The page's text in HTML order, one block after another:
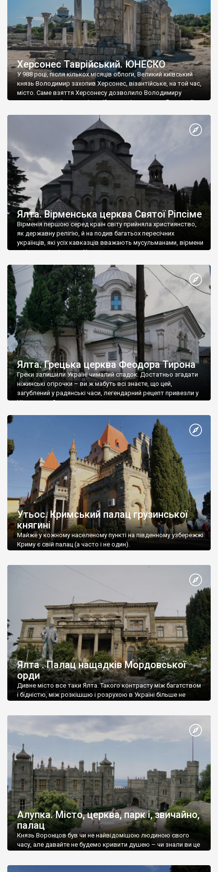
Херсонес Таврійський. ЮНЕСКО
У 988 році, після кількох місяців облоги, Великий київський
князь Володимир захопив Херсонес, візантійське, на той час,
місто. Саме взяття Херсонесу дозволило Володимиру
диктувати свої умови візантійському імператору Василю ІІ, та
Херсонесі Володимир-язичник, став Василем-християнином.
А потім було Хрещення Русі. На честь Херсонесу Таврійського
Ялта. Вірменська церква Святої Ріпсіме
Вірменія першою серед країн світу прийняла християнство,
як державну релігію, й на подив багатьох пересічних
українців, які усіх кавказців вважають мусульманами, вірмени
є відданими вірянами Христа
Ялта. Грецька церква Феодора Тирона
Греки залишили Україні чималий спадок. Достатньо згадати
ніжинські огірочки – ви ж мабуть всі знаєте, що цей,
загублений у радянські часи, легендарний рецепт привезли у
Ніжин греки?
Утьос. Кримський палац грузинської
княгині
Майже у кожному населеному пункті на південному узбережжі
Криму є свій палац (а часто і не один).
Ялта . Палац нащадків Мордовської
орди
Дивне місто все таки Ялта. Такого контрасту між багатством
і бідністю, між розкішшю і розрухою в Україні більше не
Алупка. Місто, церква, парк і, звичайно,
палац
Князь Воронцов був чи не найвідомішою людиною свого
часу, але давайте не будемо кривити душею – чи знали ви це